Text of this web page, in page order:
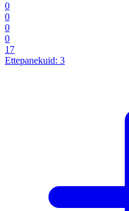
0
0
0
0
17
Ettepanekuid: 3